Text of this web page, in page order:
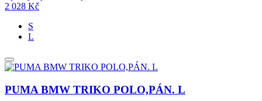
2 028 Kč
S
L
PUMA BMW TRIKO POLO,PÁN. L